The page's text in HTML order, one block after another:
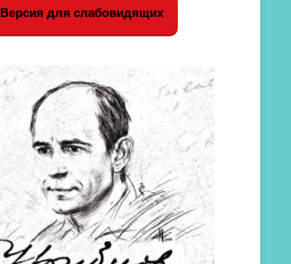
Версия для слабовидящих